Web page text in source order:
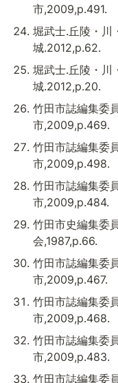
市,2009,p.491.
堀武士.丘陵・川
城.2012,p.62.
堀武士.丘陵・川
城.2012,p.20.
竹田市誌編集委
市,2009,p.469.
竹田市誌編集委
市,2009,p.498.
竹田市誌編集委
市,2009,p.484.
竹田市史編集委
会,1987,p.66.
竹田市誌編集委
市,2009,p.467.
竹田市誌編集委
市,2009,p.468.
竹田市誌編集委
市,2009,p.483.
竹田市誌編集委